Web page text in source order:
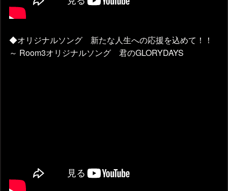
◆オリジナルソング 新たな人生への応援を込めて！！
～ Room3オリジナルソング 君のGLORYDAYS